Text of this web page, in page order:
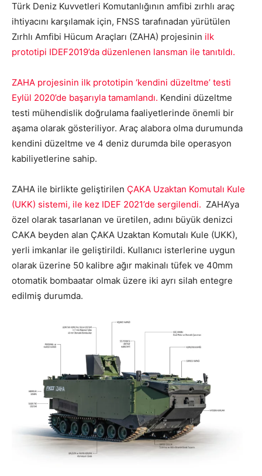
Türk Deniz Kuvvetleri Komutanlığının amfibi zırhlı araç
ihtiyacını karşılamak için, FNSS tarafınadan yürütülen
Zırhlı Amfibi Hücum Araçları (ZAHA) projesinin ilk
prototipi IDEF2019’da düzenlenen lansman ile tanıtıldı.
ZAHA projesinin ilk prototipin ‘kendini düzeltme’ testi
Eylül 2020’de başarıyla tamamlandı. Kendini düzeltme
testi mühendislik doğrulama faaliyetlerinde önemli bir
aşama olarak gösteriliyor. Araç alabora olma durumunda
kendini düzeltme ve 4 deniz durumda bile operasyon
kabiliyetlerine sahip.
ZAHA ile birlikte geliştirilen ÇAKA Uzaktan Komutalı Kule
(UKK) sistemi, ile kez IDEF 2021’de sergilendi. ZAHA’ya
özel olarak tasarlanan ve üretilen, adını büyük denizci
CAKA beyden alan ÇAKA Uzaktan Komutalı Kule (UKK),
yerli imkanlar ile geliştirildi. Kullanıcı isterlerine uygun
olarak üzerine 50 kalibre ağır makinalı tüfek ve 40mm
otomatik bombaatar olmak üzere iki ayrı silah entegre
edilmiş durumda.